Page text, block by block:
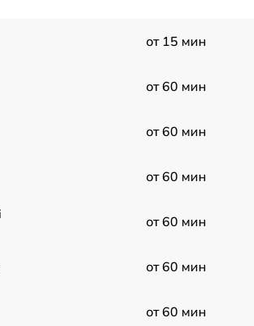
от 15 мин
от 60 мин
от 60 мин
от 60 мин
от 60 мин
от 60 мин
от 60 мин